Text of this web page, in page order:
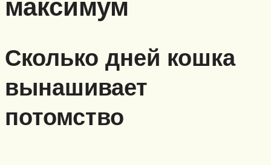
Сколько дней кошка
вынашивает
потомство